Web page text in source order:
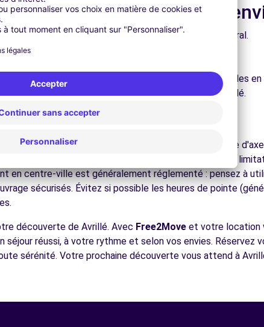
6.8 km
7.4 km
à Avrillé et dans les
cœur de ville et découvrez son patrimoine architectural.
qui font la richesse de Avrillé.
les vignobles, la côte atlantique, facilement accessibles en
régionale dans les restaurants et marchés de Avrillé.
à Avrillé
avec quelques conseils pratiques. la région bénéficie
dans toutes les villes françaises, respectez les
en centre-ville est généralement réglementé : pensez à
sécurisés. Évitez si possible les heures de pointe
découverte de Avrillé. Avec Free2Move et votre location
séjour réussi, à votre rythme et selon vos envies. Réservez
sérénité. Votre prochaine découverte vous attend à